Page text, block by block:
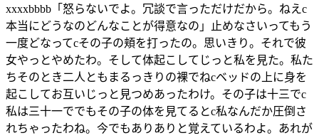
xxxxbbbb「怒らないでよ。冗談で言っただけだから。ねえc
本当にどうなのどんなことが得意なの」止めなさいってもう
一度どなってcその子の頬を打ったの。思いきり。それで彼
女やっとやめたわ。そして体起こしてじっと私を見た。私た
ちそのとき二人ともまるっきりの裸でねcベッドの上に身を
起こしてお互いじっと見つめあったわけ。その子は十三でc
私は三十一ででもその子の体を見てるとc私なんだか圧倒さ
れちゃったわね。今でもありありと覚えているわよ。あれが